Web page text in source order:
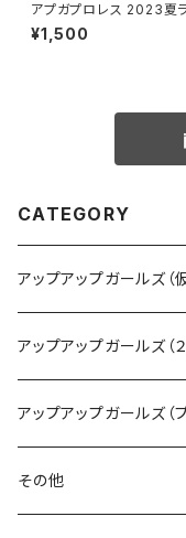
アプガプロレス 2023夏
ムチェキ
¥1,500
CATEGORY
アップアップガールズ（仮
CD・DVD・Blu-ray
Tシャツ
other
アップアップガールズ（２
Blu-ray
Tシャツ
アップアップガールズ（
Tシャツ
その他